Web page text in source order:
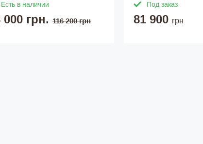
Есть в наличии
000 грн. 116 200 грн
Под заказ
81 900 грн